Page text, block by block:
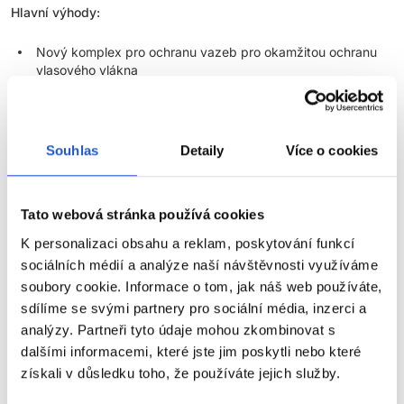
Souhlas Detaily Více o cookies
Tato webová stránka používá cookies
K personalizaci obsahu a reklam, poskytování funkcí
sociálních médií a analýze naší návštěvnosti využíváme
soubory cookie. Informace o tom, jak náš web používáte,
sdílíme se svými partnery pro sociální média, inzerci a
analýzy. Partneři tyto údaje mohou zkombinovat s
dalšími informacemi, které jste jim poskytli nebo které
získali v důsledku toho, že používáte jejich služby.
Hlavní výhody:
Nový komplex pro ochranu vazeb pro okamžitou ochranu
vlasového vlákna
2x lesklejší vlasy v porovnání s neumytými přírodními vlasy
Vydrží až 27 umytí
výšku tónu
Skvělé pro klientky, které chtějí pravidelně měnit svoji barvu
Až 50% krytí šedin
Poměr míchání:1: 1 Super Sync + 3% krémový oxidant Matrix
Aplikace: suché nebo z 80% vysušené vlasy
Doba působení:až 20 minut, při pokojové teplotě
ZOBRAZIT VÍCE